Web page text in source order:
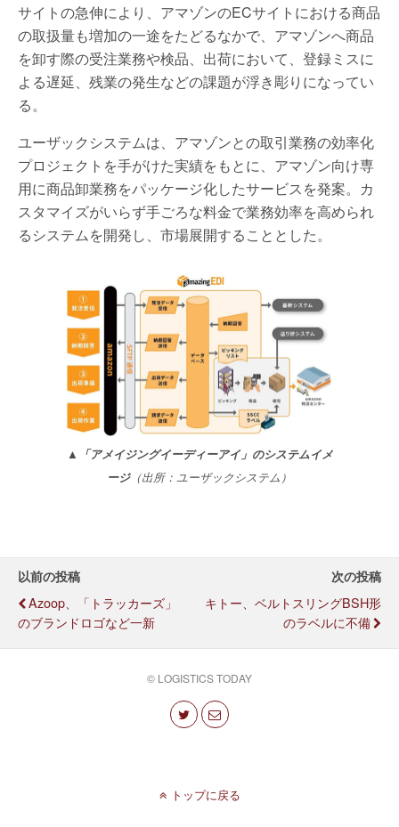
サイトの急伸により、アマゾンのECサイトにおける商品
の取扱量も増加の一途をたどるなかで、アマゾンへ商品
を卸す際の受注業務や検品、出荷において、登録ミスに
よる遅延、残業の発生などの課題が浮き彫りになってい
る。
ユーザックシステムは、アマゾンとの取引業務の効率化
プロジェクトを手がけた実績をもとに、アマゾン向け専
用に商品卸業務をパッケージ化したサービスを発案。カ
スタマイズがいらず手ごろな料金で業務効率を高められ
るシステムを開発し、市場展開することとした。
▲「アメイジングイーディーアイ」のシステムイメ
ージ（出所：ユーザックシステム）
以前の投稿
Azoop、「トラッカーズ」
のブランドロゴなど一新
次の投稿
キトー、ベルトスリングBSH形
のラベルに不備
© LOGISTICS TODAY
トップに戻る